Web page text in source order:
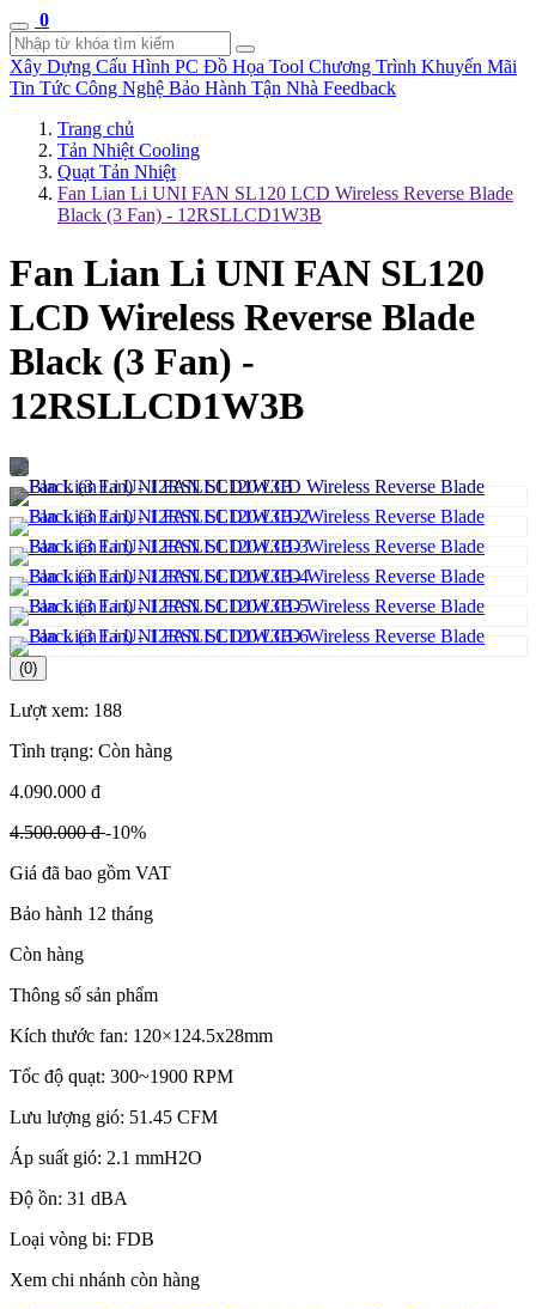
0
Xây Dựng Cấu Hình PC Đồ Họa Tool Chương Trình Khuyến Mãi
Tin Tức Công Nghệ Bảo Hành Tận Nhà Feedback
Trang chủ
Tản Nhiệt Cooling
Quạt Tản Nhiệt
Fan Lian Li UNI FAN SL120 LCD Wireless Reverse Blade
Black (3 Fan) - 12RSLLCD1W3B
Fan Lian Li UNI FAN SL120
LCD Wireless Reverse Blade
Black (3 Fan) -
12RSLLCD1W3B
(0)
Lượt xem: 188
Tình trạng: Còn hàng
4.090.000 đ
4.500.000 đ-10%
Giá đã bao gồm VAT
Bảo hành 12 tháng
Còn hàng
Thông số sản phẩm
Kích thước fan: 120×124.5x28mm
Tốc độ quạt: 300~1900 RPM
Lưu lượng gió: 51.45 CFM
Áp suất gió: 2.1 mmH2O
Độ ồn: 31 dBA
Loại vòng bi: FDB
Xem chi nhánh còn hàng